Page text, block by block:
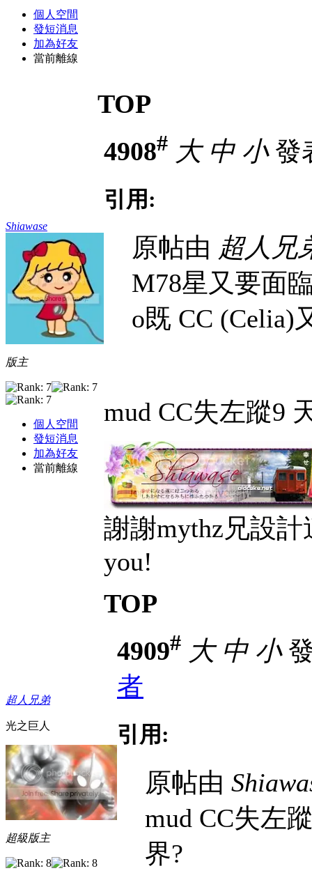
個人空間
發短消息
加為好友
當前離線
TOP
Shiawase
版主
個人空間
發短消息
加為好友
當前離線
4908# 大 中 小發
引用:
原帖由 超人兄
M78星又要面
o既 CC (Celia)
mud CC失左蹤9
謝謝mythz兄設
you!
TOP
超人兄弟
光之巨人
超級版主
4909# 大 中 小
者
引用:
原帖由
mud CC失左
界?